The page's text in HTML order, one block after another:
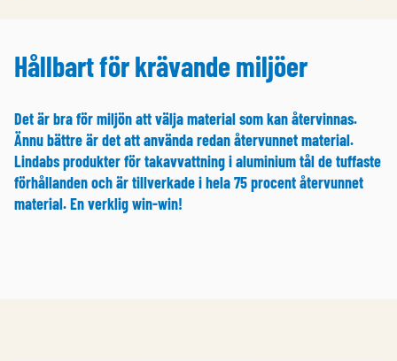
Hållbart för krävande miljöer
Det är bra för miljön att välja material som kan återvinnas.
Ännu bättre är det att använda redan återvunnet material.
Lindabs produkter för takavvattning i aluminium tål de tuffaste
förhållanden och är tillverkade i hela 75 procent återvunnet
material. En verklig win-win!